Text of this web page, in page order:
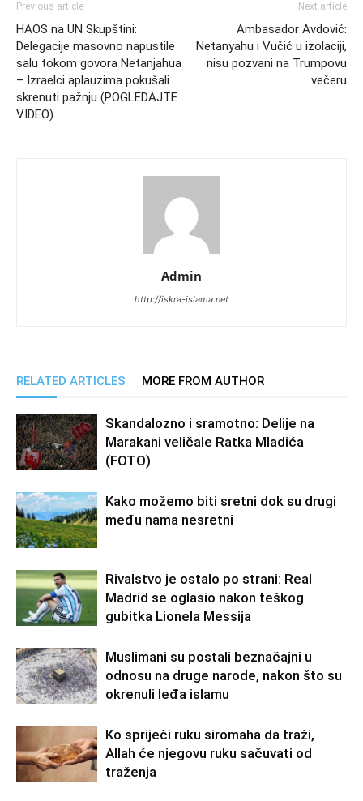
Previous article
HAOS na UN Skupštini:
Delegacije masovno napustile
salu tokom govora Netanjahua
– Izraelci aplauzima pokušali
skrenuti pažnju (POGLEDAJTE
VIDEO)
Next article
Ambasador Avdović:
Netanyahu i Vučić u izolaciji,
nisu pozvani na Trumpovu
večeru
Admin
http://iskra-islama.net
RELATED ARTICLES MORE FROM AUTHOR
Skandalozno i sramotno: Delije na
Marakani veličale Ratka Mladića
(FOTO)
Kako možemo biti sretni dok su drugi
među nama nesretni
Rivalstvo je ostalo po strani: Real
Madrid se oglasio nakon teškog
gubitka Lionela Messija
Muslimani su postali beznačajni u
odnosu na druge narode, nakon što su
okrenuli leđa islamu
Ko spriječi ruku siromaha da traži,
Allah će njegovu ruku sačuvati od
traženja